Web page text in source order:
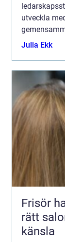
utveckla
Julia Ekk
Frisör
rätt
känsla